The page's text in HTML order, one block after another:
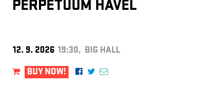
PERPETUUM HAVEL
12. 9. 2026 19:30, BIG HALL
BUY NOW!